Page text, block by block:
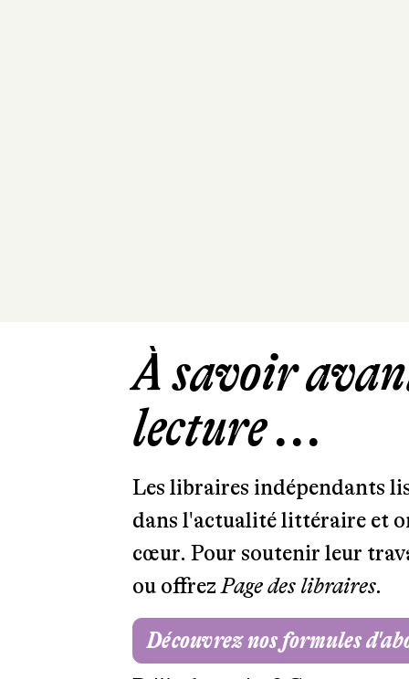
À savoir
lecture ...
Les libraires indépendants
dans l'actualité littéraire et
cœur. Pour soutenir leur
ou offrezPage des libraires.
Découvrez nos formules